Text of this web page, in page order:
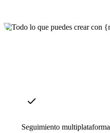
Seguimiento multiplataforma